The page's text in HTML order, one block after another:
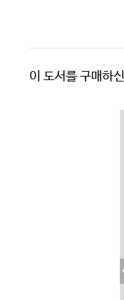
이 도서를 구매하